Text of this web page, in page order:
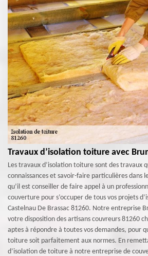
Travaux d’isolation toiture avec
Les travaux d’isolation toiture sont des travaux
connaissances et savoir-faire particulières dans
qu’il est conseiller de faire appel à un
couverture pour s’occuper de tous vos projets
Castelnau De Brassac 81260. Notre entreprise
votre disposition des artisans couvreurs 81260
aptes à répondre à toutes vos demandes, pour
toiture soit parfaitement aux normes. En
d’isolation de toiture à notre entreprise de